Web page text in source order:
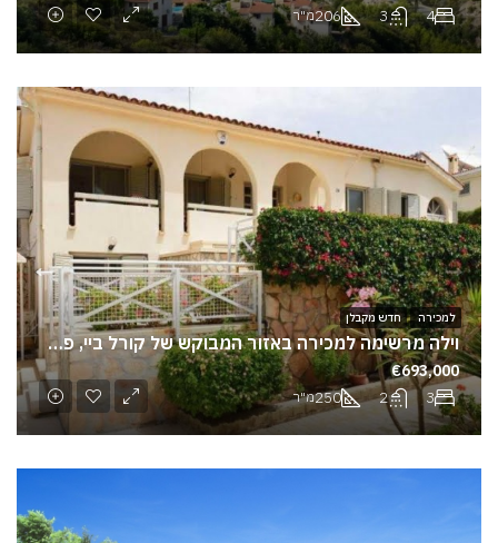
4
3
206מ"ר
וילה מרשימה למכירה באזור המבוקש של קורל ביי, פאפוס
3
2
250מ"ר
€693,000
למכירה חדש מקבלן